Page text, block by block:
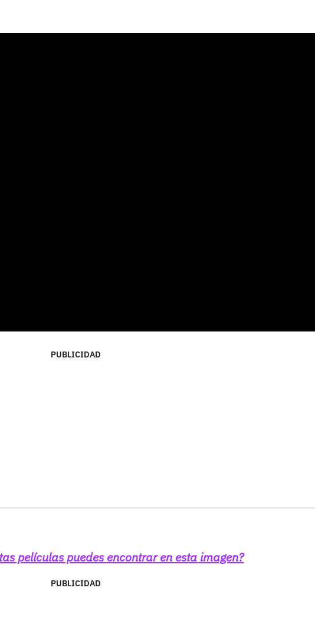
PUBLICIDAD
películas puedes encontrar en esta imagen?
PUBLICIDAD